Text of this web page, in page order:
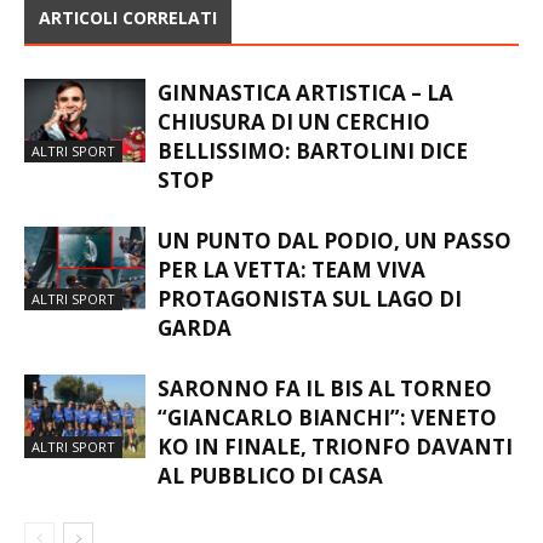
ARTICOLI CORRELATI
ALTRI SPORT
GINNASTICA ARTISTICA – LA
CHIUSURA DI UN CERCHIO
BELLISSIMO: BARTOLINI DICE
STOP
ALTRI SPORT
UN PUNTO DAL PODIO, UN PASSO
PER LA VETTA: TEAM VIVA
PROTAGONISTA SUL LAGO DI
GARDA
ALTRI SPORT
SARONNO FA IL BIS AL TORNEO
“GIANCARLO BIANCHI”: VENETO
KO IN FINALE, TRIONFO DAVANTI
AL PUBBLICO DI CASA